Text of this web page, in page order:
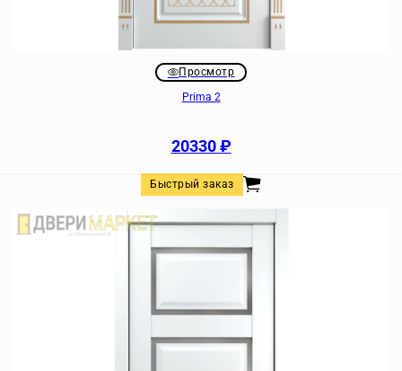
Просмотр
Prima 2
20330₽
Быстрый заказ